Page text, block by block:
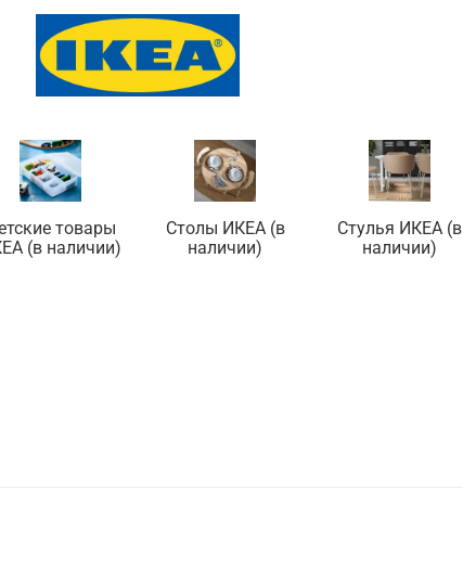
товары
(в наличии)
Столы ИКЕА (в
наличии)
Стулья ИКЕА (в
наличии)